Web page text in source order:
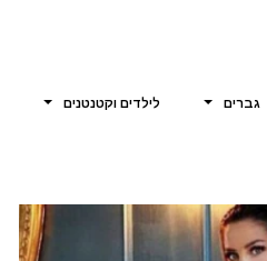
גברים לילדים וקטנטנים